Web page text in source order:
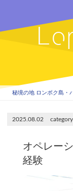
秘境の地 ロンボク島・
2025.08.02
オペレー
経験